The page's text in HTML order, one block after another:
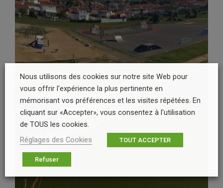
Nous utilisons des cookies sur notre site Web pour
vous offrir l'expérience la plus pertinente en
mémorisant vos préférences et les visites répétées. En
cliquant sur «Accepter», vous consentez à l'utilisation
de TOUS les cookies.
Réglages des Cookies
TOUT ACCEPTER
Refuser